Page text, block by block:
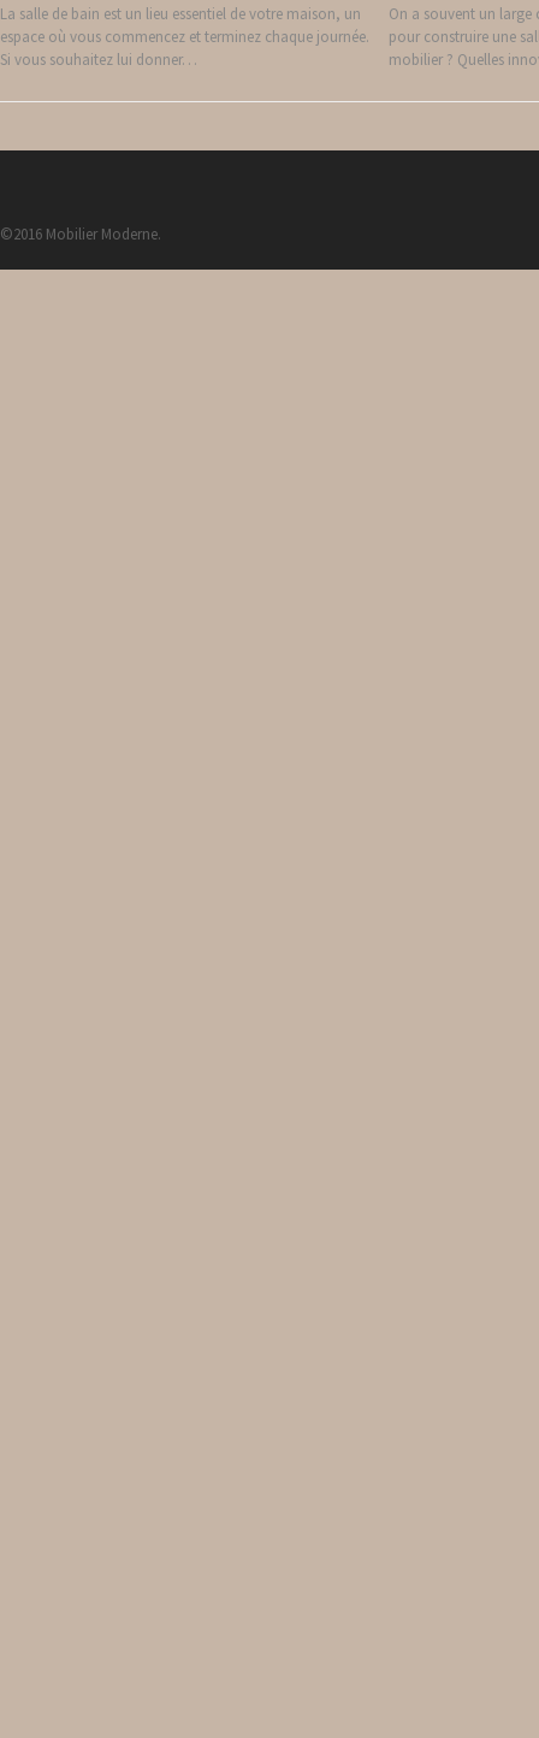
La salle de bain est un lieu essentiel de votre maison, un
espace où vous commencez et terminez chaque journée.
Si vous souhaitez lui donner…
On a souvent un
pour construire une
mobilier ? Quelles
©2016 Mobilier Moderne.